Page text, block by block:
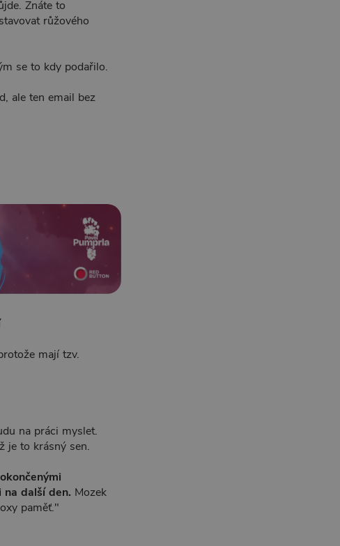
Znáte to
růžového
se to kdy podařilo.
ale ten email bez
mají tzv.
na práci myslet.
je to krásný sen.
na další den. Mozek
paměť."